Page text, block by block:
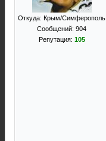
Откуда: Крым/Симферополь
Сообщений: 904
Репутация: 105